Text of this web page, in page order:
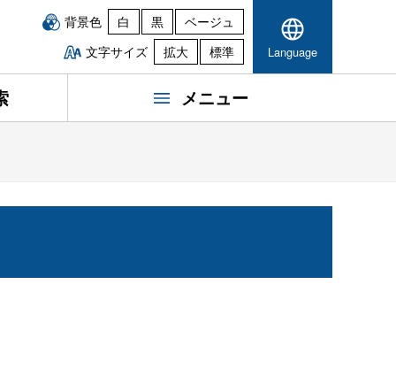
背景色 白 黒
ベージュ
文字サイズ
拡大 標準 Language
メニュー